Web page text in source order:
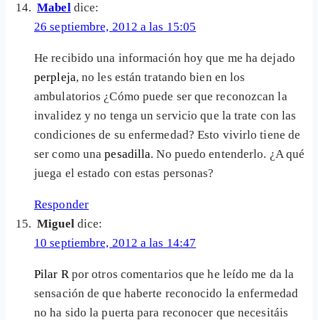
Mabel dice:
26 septiembre, 2012 a las 15:05
He recibido una información hoy que me ha dejado
perpleja, no les están tratando bien en los
ambulatorios ¿Cómo puede ser que reconozcan la
invalidez y no tenga un servicio que la trate con las
condiciones de su enfermedad? Esto vivirlo tiene de
ser como unapesadilla. No puedo entenderlo. ¿A qué
juega el estado con estas personas?
Responder
Miguel dice:
10 septiembre, 2012 a las 14:47
Pilar Rpor otros comentarios que he leído me da la
sensación de que haberte reconocido la enfermedad
no ha sido la puerta para reconocer que necesitáis